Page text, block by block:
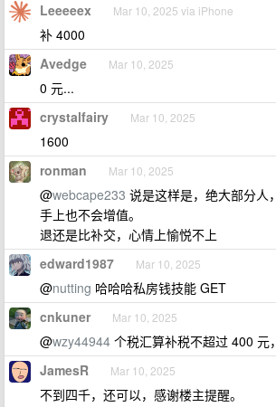
Leeeeex Mar 10, 2025 via iPhone
补 4000
Avedge Mar 10, 2025
0 元...
crystalfairy Mar 10, 2025
1600
ronman Mar 10, 2025
@webcape233 说是这样是，绝大部分人
手上也不会增值。
退还是比补交，心情上愉悦不上
edward1987 Mar 10, 2025
@nutting 哈哈哈私房钱技能 GET
cnkuner Mar 10, 2025
@wzy44944 个税汇算补税不超过 400 元
JamesR Mar 10, 2025
不到四千，还可以，感谢楼主提醒。